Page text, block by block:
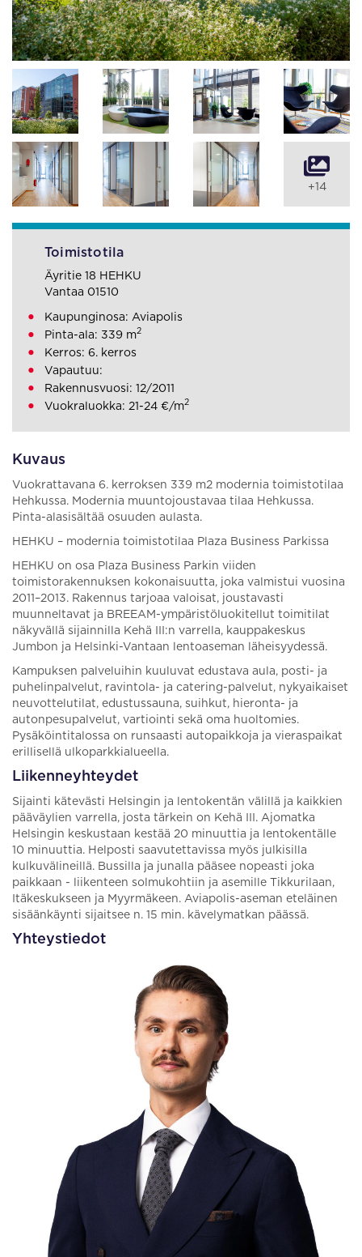
Kuvaus
Vuokrattavana 6. kerroksen 339 m2 modernia toimistotilaa
Hehkussa. Modernia muuntojoustavaa tilaa Hehkussa.
Pinta-alasisältää osuuden aulasta.
HEHKU – modernia toimistotilaa Plaza Business Parkissa
HEHKU on osa Plaza Business Parkin viiden
toimistorakennuksen kokonaisuutta, joka valmistui vuosina
2011–2013. Rakennus tarjoaa valoisat, joustavasti
muunneltavat ja BREEAM-ympäristöluokitellut toimitilat
näkyvällä sijainnilla Kehä III:n varrella, kauppakeskus
Jumbon ja Helsinki-Vantaan lentoaseman läheisyydessä.
Kampuksen palveluihin kuuluvat edustava aula, posti- ja
puhelinpalvelut, ravintola- ja catering-palvelut, nykyaikaiset
neuvottelutilat, edustussauna, suihkut, hieronta- ja
autonpesupalvelut, vartiointi sekä oma huoltomies.
Pysäköintitalossa on runsaasti autopaikkoja ja vieraspaikat
erillisellä ulkoparkkialueella.
Liikenneyhteydet
Sijainti kätevästi Helsingin ja lentokentän välillä ja kaikkien
pääväylien varrella, josta tärkein on Kehä III. Ajomatka
Helsingin keskustaan kestää 20 minuuttia ja lentokentälle
10 minuuttia. Helposti saavutettavissa myös julkisilla
kulkuvälineillä. Bussilla ja junalla pääsee nopeasti joka
paikkaan - liikenteen solmukohtiin ja asemille Tikkurilaan,
Itäkeskukseen ja Myyrmäkeen. Aviapolis-aseman eteläinen
sisäänkäynti sijaitsee n. 15 min. kävelymatkan päässä.
Yhteystiedot
+14
Toimistotila
Äyritie 18 HEHKU
Vantaa 01510
Kaupunginosa: Aviapolis
Pinta-ala: 339 m2
Kerros: 6. kerros
Vapautuu:
Rakennusvuosi: 12/2011
Vuokraluokka: 21-24 €/m2